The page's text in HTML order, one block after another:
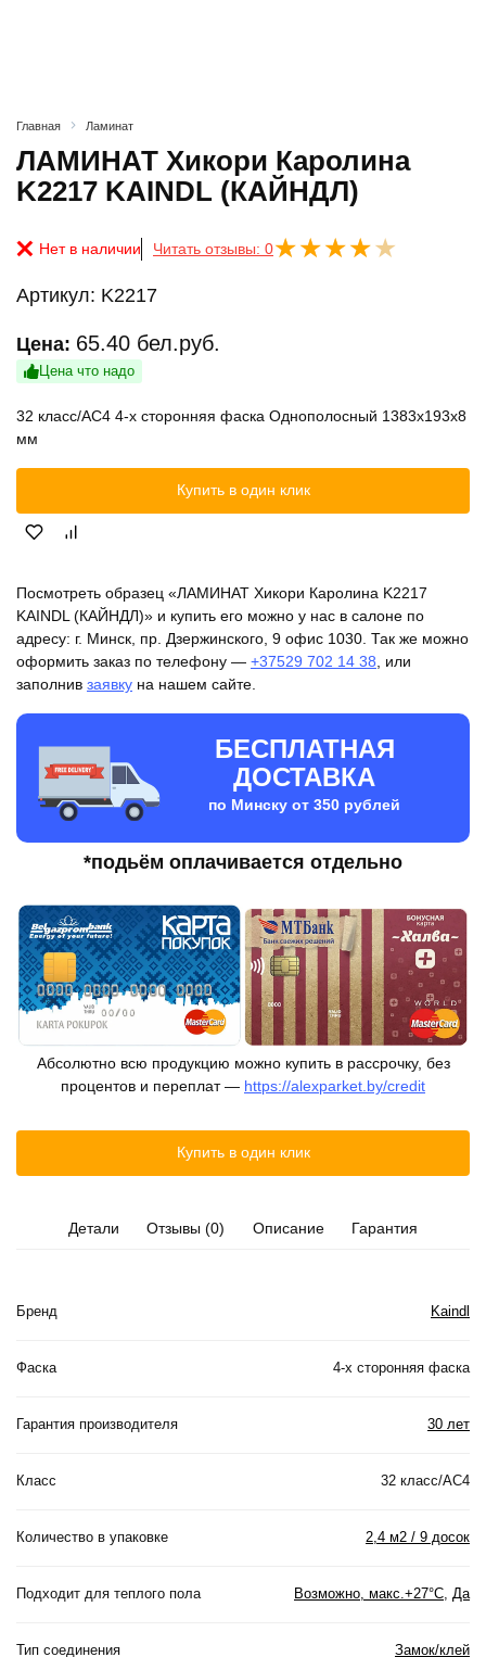
Главная Ламинат
ЛАМИНАТ Хикори Каролина
K2217 KAINDL (КАЙНДЛ)
Нет в наличии Читать отзывы: 0
Артикул: K2217
Цена: 65.40 бел.руб.
Цена что надо
32 класс/AC4 4-х сторонняя фаска Однополосный 1383x193x8
мм
Купить в один клик
Посмотреть образец «ЛАМИНАТ Хикори Каролина K2217
KAINDL (КАЙНДЛ)» и купить его можно у нас в салоне по
адресу: г. Минск, пр. Дзержинского, 9 офис 1030. Так же можно
оформить заказ по телефону — +37529 702 14 38, или
заполнив заявку на нашем сайте.
БЕСПЛАТНАЯ
ДОСТАВКА
по Минску от 350 рублей
*подьём оплачивается отдельно
Абсолютно всю продукцию можно купить в рассрочку, без
процентов и переплат — https://alexparket.by/credit
Купить в один клик
Детали Отзывы (0) Описание Гарантия
Бренд Kaindl
Фаска 4-х сторонняя фаска
Гарантия производителя 30 лет
Класс 32 класс/AC4
Количество в упаковке 2,4 м2 / 9 досок
Подходит для теплого пола Возможно, макс.+27°С Да
Тип соединения Замок/клей